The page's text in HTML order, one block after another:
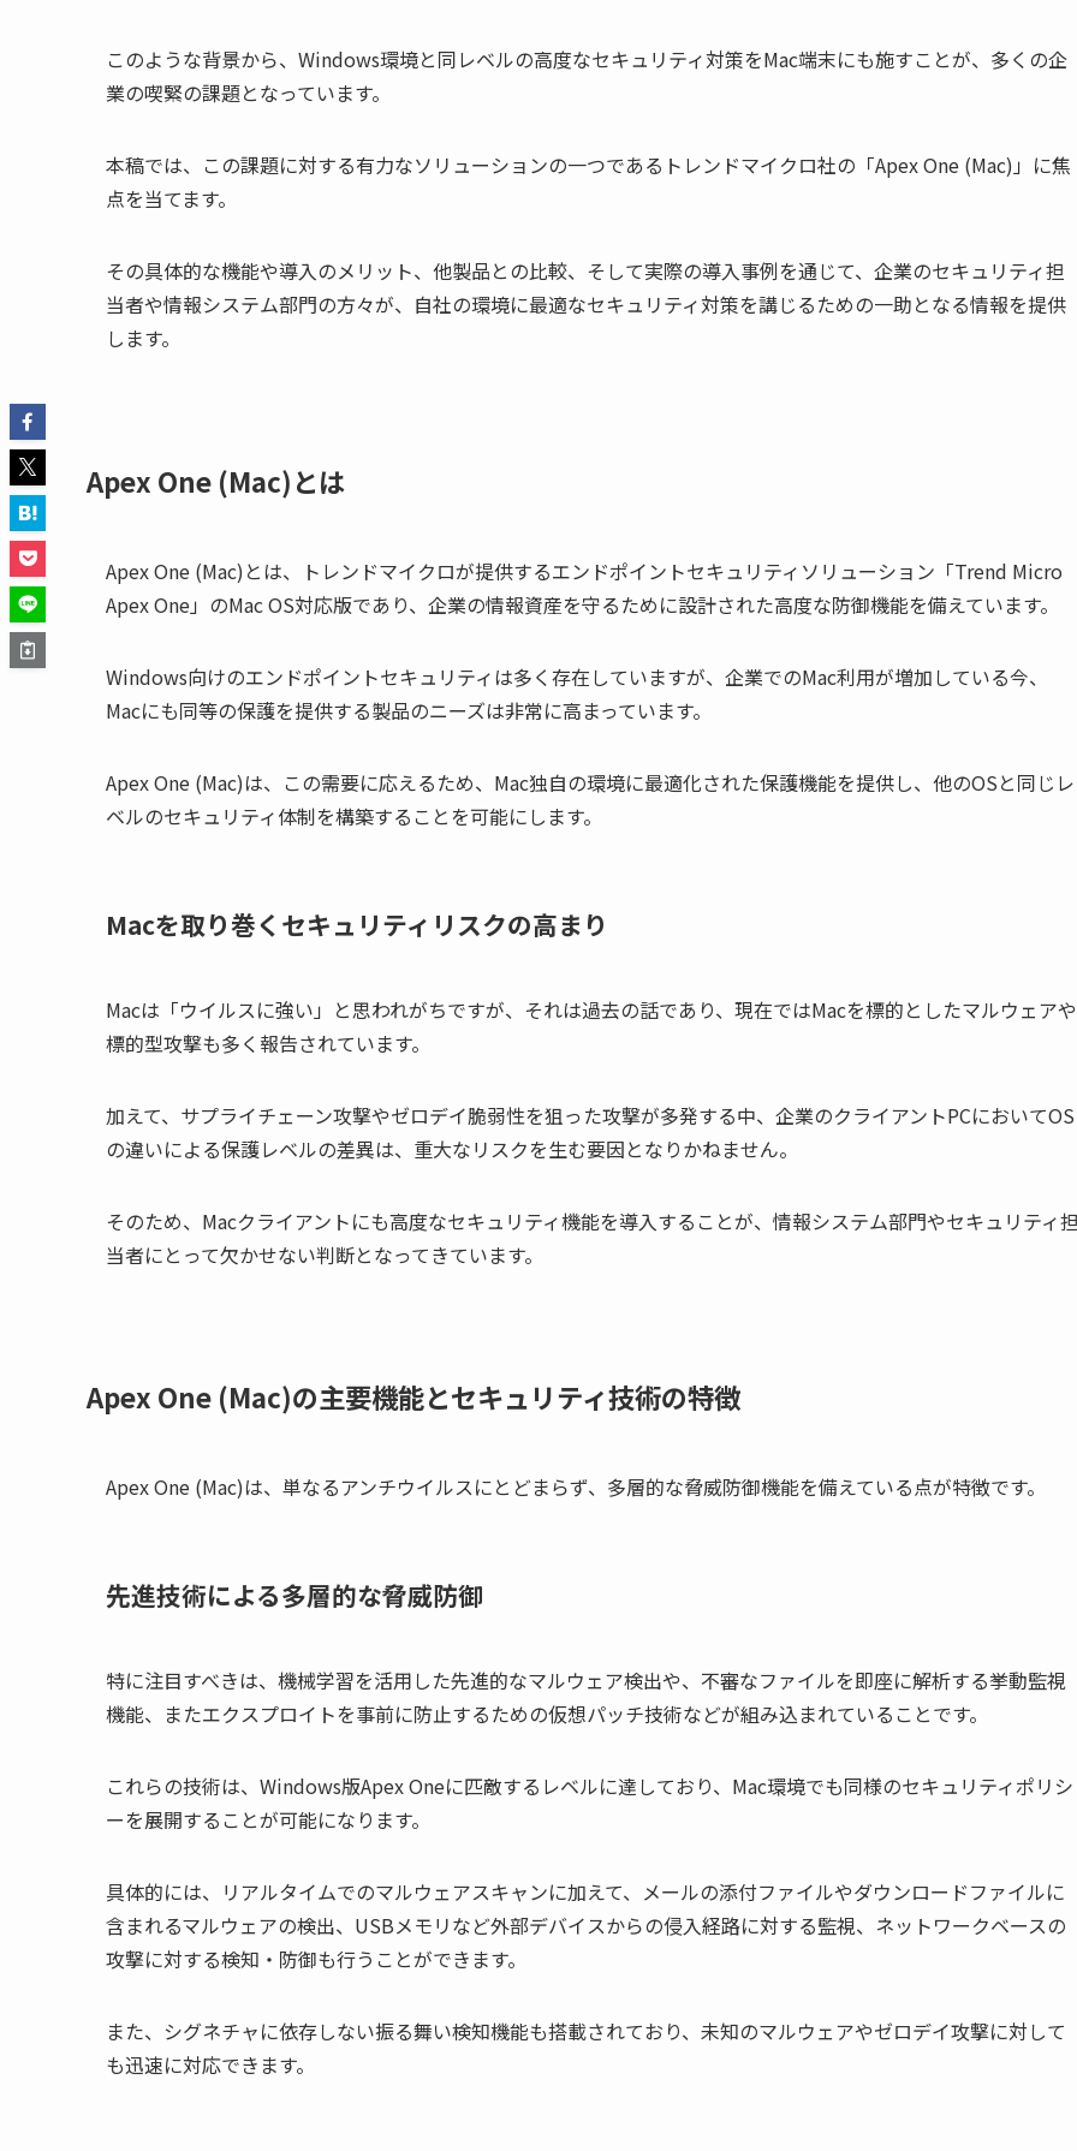
このような背景から、Windows環境と同レベルの高度なセキュリティ対策をMac端末にも施すことが、多くの企
業の喫緊の課題となっています。
本稿では、この課題に対する有力なソリューションの一つであるトレンドマイクロ社の「Apex One (Mac)」に焦
点を当てます。
その具体的な機能や導入のメリット、他製品との比較、そして実際の導入事例を通じて、企業のセキュリティ担
当者や情報システム部門の方々が、自社の環境に最適なセキュリティ対策を講じるための一助となる情報を提供
します。
Apex One (Mac)とは
Apex One (Mac)とは、トレンドマイクロが提供するエンドポイントセキュリティソリューション「Trend Micro
Apex One」のMac OS対応版であり、企業の情報資産を守るために設計された高度な防御機能を備えています。
Windows向けのエンドポイントセキュリティは多く存在していますが、企業でのMac利用が増加している今、
Macにも同等の保護を提供する製品のニーズは非常に高まっています。
Apex One (Mac)は、この需要に応えるため、Mac独自の環境に最適化された保護機能を提供し、他のOSと同じレ
ベルのセキュリティ体制を構築することを可能にします。
Macを取り巻くセキュリティリスクの高まり
Macは「ウイルスに強い」と思われがちですが、それは過去の話であり、現在ではMacを標的としたマルウェアや
標的型攻撃も多く報告されています。
加えて、サプライチェーン攻撃やゼロデイ脆弱性を狙った攻撃が多発する中、企業のクライアントPCにおいてOS
の違いによる保護レベルの差異は、重大なリスクを生む要因となりかねません。
そのため、Macクライアントにも高度なセキュリティ機能を導入することが、情報システム部門やセキュリティ
当者にとって欠かせない判断となってきています。
Apex One (Mac)の主要機能とセキュリティ技術の特徴
Apex One (Mac)は、単なるアンチウイルスにとどまらず、多層的な脅威防御機能を備えている点が特徴です。
先進技術による多層的な脅威防御
特に注目すべきは、機械学習を活用した先進的なマルウェア検出や、不審なファイルを即座に解析する挙動監視
機能、またエクスプロイトを事前に防止するための仮想パッチ技術などが組み込まれていることです。
これらの技術は、Windows版Apex Oneに匹敵するレベルに達しており、Mac環境でも同様のセキュリティポリシ
ーを展開することが可能になります。
具体的には、リアルタイムでのマルウェアスキャンに加えて、メールの添付ファイルやダウンロードファイルに
含まれるマルウェアの検出、USBメモリなど外部デバイスからの侵入経路に対する監視、ネットワークベースの
攻撃に対する検知・防御も行うことができます。
また、シグネチャに依存しない振る舞い検知機能も搭載されており、未知のマルウェアやゼロデイ攻撃に対して
も迅速に対応できます。